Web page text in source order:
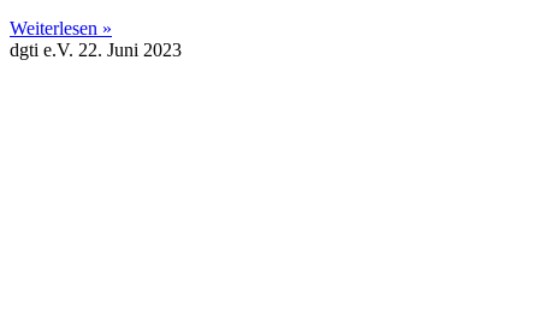
Weiterlesen »
dgti e.V. 22. Juni 2023